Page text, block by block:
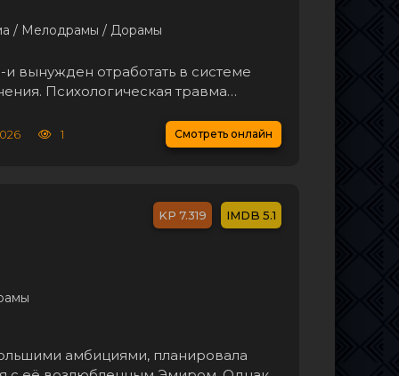
/ Мелодрамы / Дорамы
вынужден отработать в системе
Психологическая травма
именно туда. Этот остров
1 Смотреть онлайн
7.319 5.1
амбициями, планировала